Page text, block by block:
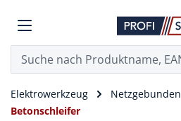
Elektrowerkzeug Netzgebunden
Betonschleifer